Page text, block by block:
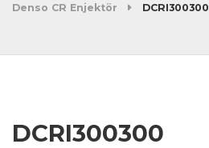
Denso CR Enjektör
DCRI300300
DCRI300300